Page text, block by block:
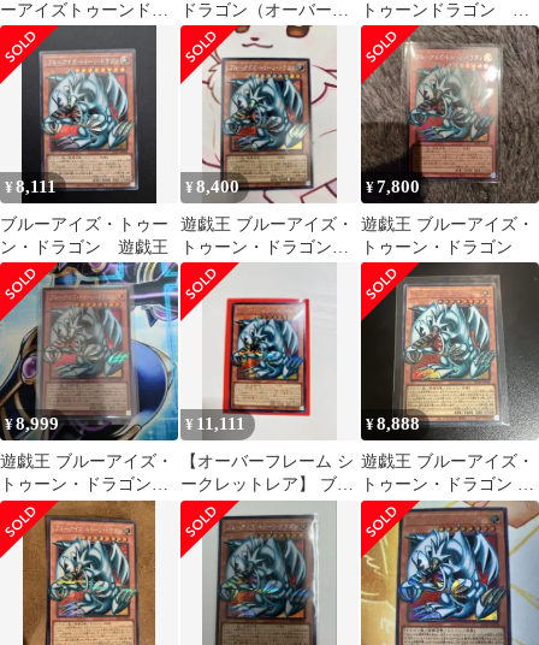
ーアイズトゥーンドラ
ゴン 1枚
ドラゴン（オーバーフ
レーム）1枚
トゥーンドラゴン オ
ーバーフレームシーク
レット
¥8,111
ブルーアイズ・トゥー
ン・ドラゴン 遊戯王
¥8,400
遊戯王 ブルーアイズ・
トゥーン・ドラゴン
オバフレ
¥7,800
遊戯王 ブルーアイズ・
トゥーン・ドラゴン
¥8,999
遊戯王 ブルーアイズ・
トゥーン・ドラゴン
オーバーフレーム シ
ークレット
¥ 11,111
【オーバーフレーム シ
ークレットレア】 ブル
ーアイズ・トゥーン・
ドラゴン
¥8,888
遊戯王 ブルーアイズ・
トゥーン・ドラゴン オ
ーバーフレームシーク
レット